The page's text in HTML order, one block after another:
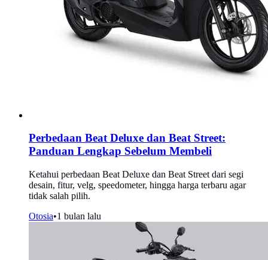
Perbedaan Beat Deluxe dan Beat Street:
Panduan Lengkap Sebelum Membeli
Ketahui perbedaan Beat Deluxe dan Beat Street dari segi
desain, fitur, velg, speedometer, hingga harga terbaru agar
tidak salah pilih.
Otosia•1 bulan lalu